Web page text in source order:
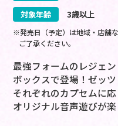
対象年齢
3歳以上
※発売日（予定）は地域・店舗
ご了承ください。
最強フォームのレジェ
ボックスで登場！ゼッ
それぞれのカプセムに
オリジナル音声遊びが楽